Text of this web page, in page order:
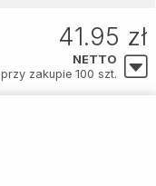
41.95 zł
NETTO
przy zakupie 100 szt.